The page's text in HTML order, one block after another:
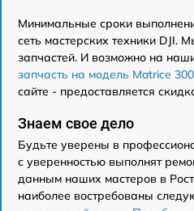
Минимальные сроки
сеть мастерских техники DJI.
запчастей. И возможно на
запчасть на модель Matrice 300
сайте - предоставляется
Знаем свое дело
Будьте уверены в
с уверенностью выполнят
данным наших мастеров в
наиболее востребованы